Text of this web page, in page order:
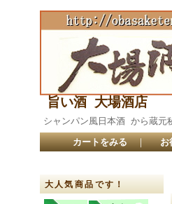
旨い酒 大場酒店
シャンパン風日本酒 から
カートをみる ｜ お
大人気商品です！